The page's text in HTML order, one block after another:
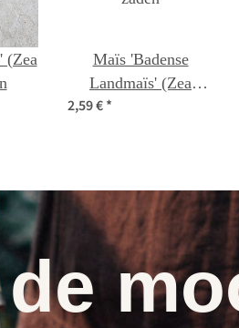
(Zea
Maïs 'Badense
Landmaïs' (Zea
mays) zaden
2,59 €*